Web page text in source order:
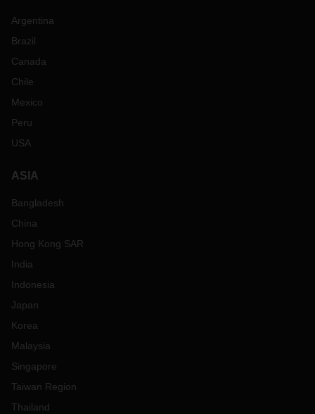
Argentina
Brazil
Canada
Chile
Mexico
Peru
USA
ASIA
Bangladesh
China
Hong Kong SAR
India
Indonesia
Japan
Korea
Malaysia
Singapore
Taiwan Region
Thailand